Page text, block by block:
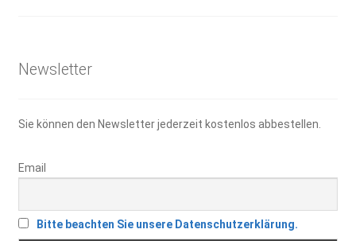
Newsletter
Sie können den Newsletter jederzeit kostenlos abbestellen.
Email
Bitte beachten Sie unsere Datenschutzerklärung.